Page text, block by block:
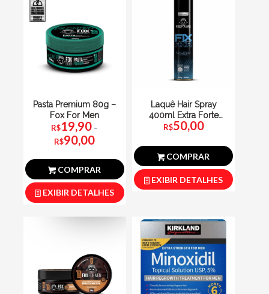
Pasta Premium 80g –
Fox For Men
R$19,90 –
R$90,00de
preço:
R$19,90
COMPRAR
EXIBIR DETALHES
Laquê Hair Spray
400ml Extra Forte
Fox For Men
R$50,00
COMPRAR
EXIBIR DETALHES